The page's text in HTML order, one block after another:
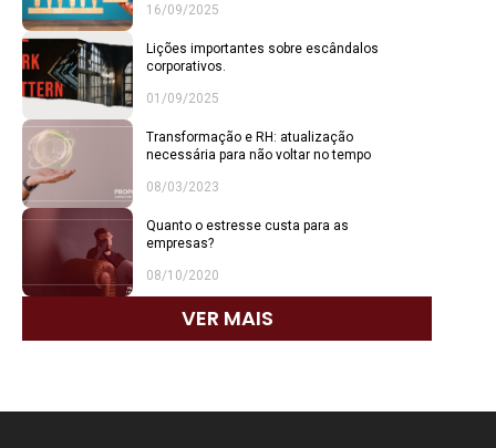
16/09/2025
Lições importantes sobre escândalos
corporativos.
01/09/2025
Transformação e RH: atualização
necessária para não voltar no tempo
08/03/2023
Quanto o estresse custa para as
empresas?
08/10/2020
VER MAIS